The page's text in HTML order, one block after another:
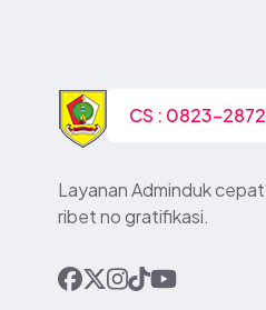
CS : 0823-
Layanan Adminduk
ribet no gratifikasi.